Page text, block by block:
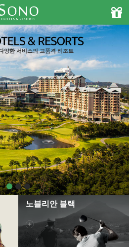
메뉴바로가기
본문바로가기
양한 서비스의 고품격 리조트
노블리안 블랙